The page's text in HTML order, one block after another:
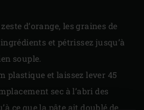
d’orange, les graines de
et pétrissez jusqu’à
souple.
plastique et laissez lever 45
sec à l’abri des
ce que la pâte ait doublé de